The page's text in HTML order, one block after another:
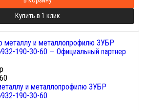
Купить в 1 клик
и металлопрофилю ЗУБР
190-30-60